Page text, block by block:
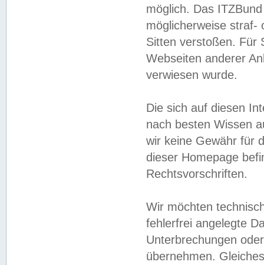
möglich. Das
möglicherweise straf-
Sitten verstoßen. Für
Webseiten anderer
verwiesen wurde.
Die sich auf diesen
nach besten Wissen
wir keine Gewähr für
dieser Homepage
Rechtsvorschriften.
Wir möchten
fehlerfrei angelegte
Unterbrechungen
übernehmen.